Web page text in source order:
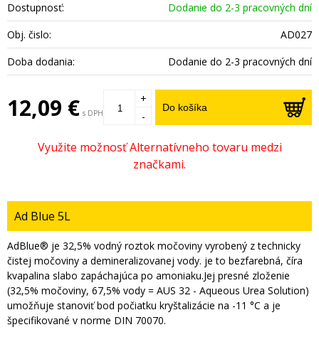
Dostupnosť:
Dodanie do 2-3 pracovných dní
Obj. čislo:
AD027
Doba dodania:
Dodanie do 2-3 pracovných dní
12,09 € s DPH Do košíka
+
-
Ad Blue 5L
AdBlue® je 32,5% vodný roztok močoviny vyrobený z technicky
čistej močoviny a demineralizovanej vody. je to bezfarebná, číra
kvapalina slabo zapáchajúca po amoniaku.Jej presné zloženie
(32,5% močoviny, 67,5% vody = AUS 32 - Aqueous Urea Solution)
umožňuje stanoviť bod počiatku kryštalizácie na -11 °C a je
špecifikované v norme DIN 70070.